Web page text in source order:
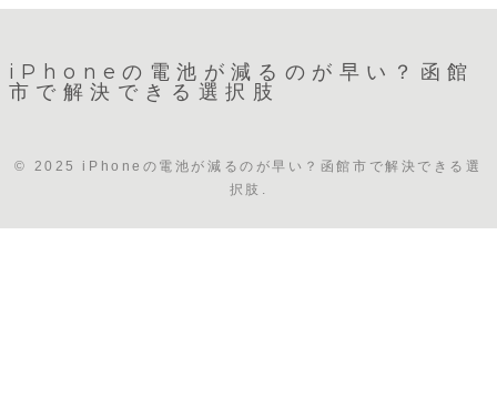
iPhoneの電池が減るのが早い？函館
市で解決できる選択肢
© 2025 iPhoneの電池が減るのが早い？函館市で解決できる選
択肢.